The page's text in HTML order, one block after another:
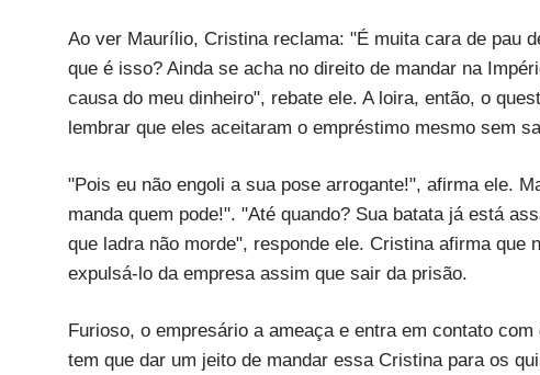
Ao ver Maurílio, Cristina reclama: "É muita cara de pau
que é isso? Ainda se acha no direito de mandar na
causa do meu dinheiro", rebate ele. A loira, então, o
lembrar que eles aceitaram o empréstimo mesmo sem
"Pois eu não engoli a sua pose arrogante!", afirma ele.
manda quem pode!". "Até quando? Sua batata já está
que ladra não morde", responde ele. Cristina afirma
expulsá-lo da empresa assim que sair da prisão.
Furioso, o empresário a ameaça e entra em contato
tem que dar um jeito de mandar essa Cristina para os